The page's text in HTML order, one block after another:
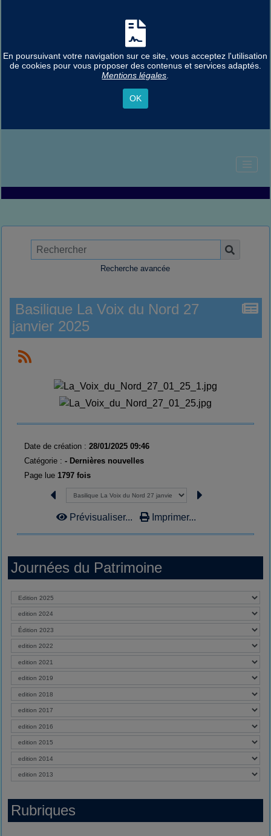
En poursuivant votre navigation sur ce site, vous acceptez l'utilisation
de cookies pour vous proposer des contenus et services adaptés.
Mentions légales
OK
Journées du Patrimoine
Rubriques
Recherche avancée
Basilique La Voix du Nord 27
janvier 2025
Date de création :28/01/2025 09:46
Catégorie :- Dernières nouvelles
Page lue1797 fois
Prévisualiser... Imprimer...